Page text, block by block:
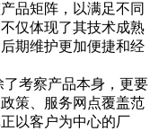
品矩阵，以满足不同
仅体现了其技术成熟
期维护更加便捷和经
了考察产品本身，更要
策、服务网点覆盖范
以客户为中心的厂